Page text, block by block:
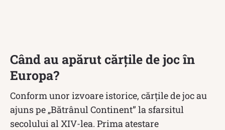
Când au apărut cărțile de joc în
Europa?
Conform unor izvoare istorice, cărțile de joc au
ajuns pe „Bătrânul Continent” la sfarsitul
secolului al XIV-lea. Prima atestare